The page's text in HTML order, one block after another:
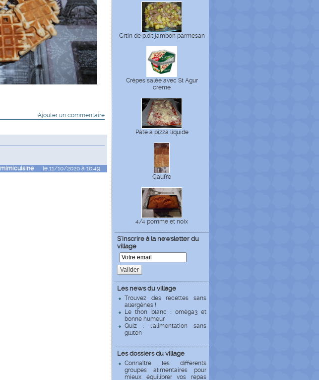
Grtin de p.d.t jambon parmesan
Crêpes salée avec St Agur
crème
Pâte a pizza liquide
Gaufre
4/4 pomme et noix
S'inscrire à la newsletter du
village
Valider
Les news du village
Trouvez des recettes sans
allergènes !
Le thon blanc : oméga3 et
bonne humeur
Quiz : l'alimentation sans
gluten
Les dossiers du village
Connaître les différents
groupes alimentaires pour
mieux équilibrer vos repas
Ajouter un commentaire
mimicuisinele 11/10/2020 à 10:49